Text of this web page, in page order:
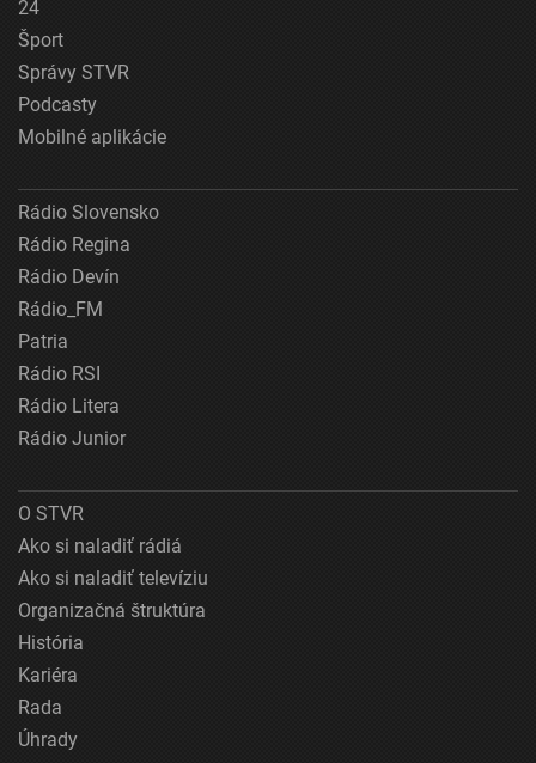
24
Šport
Správy STVR
Podcasty
Mobilné aplikácie
Rádio Slovensko
Rádio Regina
Rádio Devín
Rádio_FM
Patria
Rádio RSI
Rádio Litera
Rádio Junior
O STVR
Ako si naladiť rádiá
Ako si naladiť televíziu
Organizačná štruktúra
História
Kariéra
Rada
Úhrady